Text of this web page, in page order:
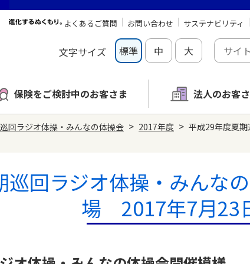
よくあるご質問 お問い合わせ サステナビリティ
文字サイズ 標準 中 大
保険をご検討中のお客さま 法人のお客
巡回ラジオ体操・みんなの体操会 > 2017年度 > 平成29年度夏
巡回ラジオ体操・みんな
場 2017年7月23